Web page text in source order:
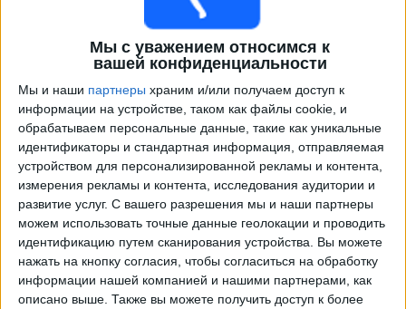
Мы с уважением относимся к
вашей конфиденциальности
Мы и наши партнеры храним и/или получаем доступ к
информации на устройстве, таком как файлы cookie, и
обрабатываем персональные данные, такие как уникальные
идентификаторы и стандартная информация, отправляемая
устройством для персонализированной рекламы и контента,
измерения рекламы и контента, исследования аудитории и
развитие услуг. С вашего разрешения мы и наши партнеры
можем использовать точные данные геолокации и проводить
идентификацию путем сканирования устройства. Вы можете
нажать на кнопку согласия, чтобы согласиться на обработку
информации нашей компанией и нашими партнерами, как
описано выше. Также вы можете получить доступ к более
Программа передач трансляции матчей в прямом
эфире вАлбания
Суббота, 26.09.2026
21:45
Лига наций УЕФА
Групповой этап